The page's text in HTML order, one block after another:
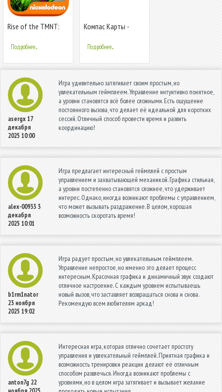
Rise of the TMNT:
Подробнее...
Компас Карты -
360 Бесплатно
Подробнее...
asergx17
декабря
2025 10:00
Игра удивительно затягивает своим простым, но
увлекательным геймплеем. Управление интуитивно понятное,
а уровни становятся всё более сложными. Есть ощущение
постоянного вызова, что делает её идеальной для коротких
сессий. Отличный способ провести время и развить
координацию!
alex-00933 3
декабря
2025 10:01
Игра предлагает интересный геймплей с простым
управлением и захватывающей механикой. Графика стильная,
а уровни постепенно становятся сложнее, что удерживает
интерес. Однако, иногда возникают проблемы с управлением,
что может вызывать раздражение. В целом, хорошая
возможность скоротать время!
b1rm1nator
23 ноября
2025 19:02
Игра радует простым, но увлекательным геймплеем.
Управление непростое, но именно это делает процесс
интересным. Красочная графика и динамичный звук создают
отличное настроение. С каждым уровнем испытываешь
новый вызов, что заставляет возвращаться снова и снова.
Рекомендую всем любителям аркад!
anton7g 22
Интересная игра, которая отлично сочетает простоту
управления и увлекательный геймплей. Приятная графика и
возможность тренировки реакции делают её отличным
способом развлечься. Иногда возникают проблемы с
уровнями, но в целом игра затягивает и вызывает желание